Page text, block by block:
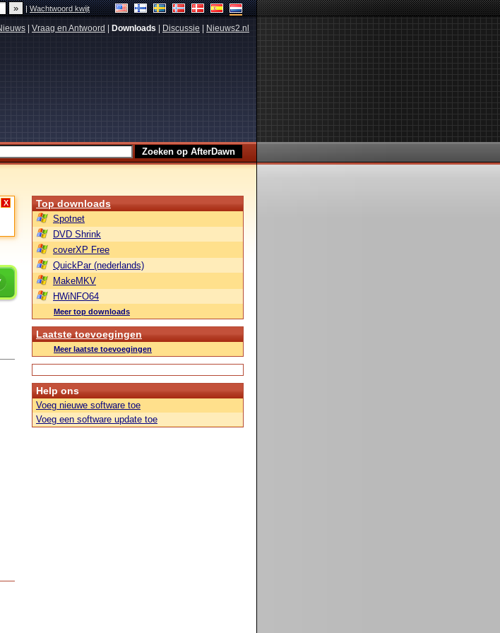
|Wachtwoord kwijt
Vraag en Antwoord Downloads Discussie Nieuws2.nl
X Top downloads
Spotnet
DVD Shrink
coverXP Free
QuickPar (nederlands)
MakeMKV
HWiNFO64
Meer top downloads
Laatste toevoegingen
Meer laatste toevoegingen
Help ons
Voeg nieuwe software toe
Voeg een software update toe